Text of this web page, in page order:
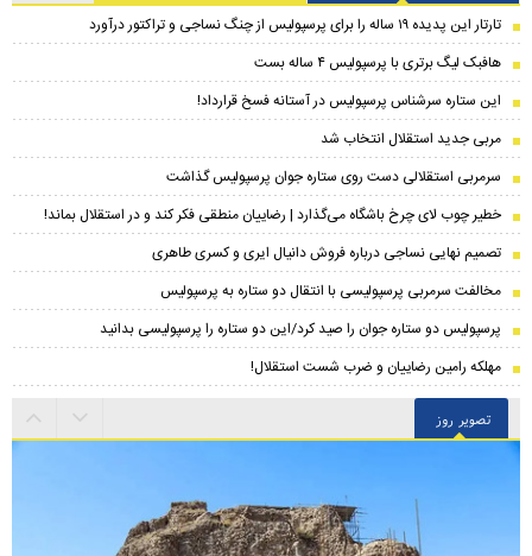
تارتار این پدیده ۱۹ ساله را برای پرسپولیس از چنگ نساجی و تراکتور درآورد
هافبک لیگ برتری با پرسپولیس ۴ ساله بست
این ستاره سرشناس پرسپولیس در آستانه فسخ قرارداد!
مربی جدید استقلال انتخاب شد
سرمربی استقلالی دست روی ستاره جوان پرسپولیس گذاشت
خطیر چوب لای چرخ باشگاه می‌گذارد | رضاییان منطقی فکر کند و در استقلال بماند!
تصمیم نهایی نساجی درباره فروش دانیال ایری و کسری طاهری
مخالفت سرمربی پرسپولیسی با انتقال دو ستاره به پرسپولیس
پرسپولیس دو ستاره جوان را صید کرد/این دو ستاره را پرسپولیسی بدانید
مهلکه رامین رضاییان و ضرب شست استقلال!
تصویر روز